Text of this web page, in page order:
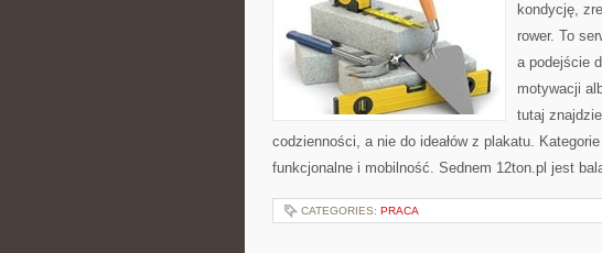
kondycję,
rower. To
a podejście
motywacji
tutaj
codzienności, a nie do ideałów z plakatu.
funkcjonalne i mobilność. Sednem 12ton.pl jest
CATEGORIES: PRACA